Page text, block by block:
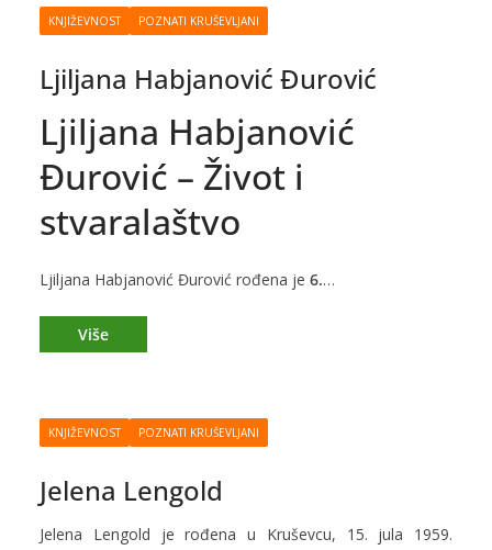
KNJIŽEVNOST POZNATI KRUŠEVLJANI
Ljiljana Habjanović Đurović
Ljiljana Habjanović
Đurović – Život i
stvaralaštvo
Ljiljana Habjanović Đurović rođena je 6.…
KNJIŽEVNOST POZNATI KRUŠEVLJANI
Jelena Lengold
Jelena Lengold je rođena u Kruševcu, 15. jula 1959.